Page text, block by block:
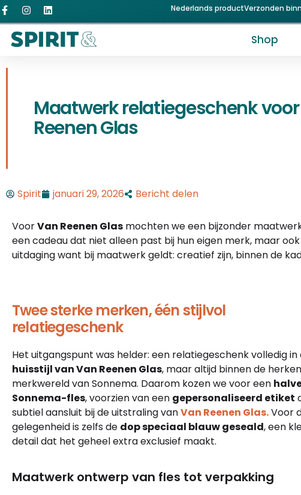
Nederlands productVerzonden
Shop
Maatwerk relatiegeschenk
Reenen Glas
Spirit januari 29, 2026 Bericht delen
VoorVan Reenen Glas mochten we een bijzonder
een cadeau dat niet alleen past bij hun eigen merk, maar
uitdaging want bij maatwerk geldt: creatief zijn, binnen de
Twee sterke merken, één stijlvol
relatiegeschenk
Het uitgangspunt was helder: een relatiegeschenk volledig in
huisstijl van Van Reenen Glas, maar altijd binnen de
merkwereld van Sonnema. Daarom kozen we voor een
Sonnema-fles, voorzien van een gepersonaliseerd etiket
subtiel aansluit bij de uitstraling vanVan Reenen Glas.Voor
gelegenheid is zelfs de dop speciaal blauw geseald, een
detail dat het geheel extra exclusief maakt.
Maatwerk ontwerp van fles tot verpakking